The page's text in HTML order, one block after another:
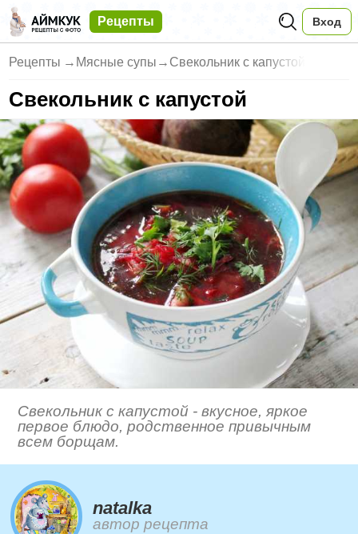
Рецепты Вход
Рецепты → Мясные супы → Свекольник с капустой
Свекольник с капустой
Свекольник с капустой - вкусное, яркое
первое блюдо, родственное привычным
всем борщам.
natalka
автор рецепта